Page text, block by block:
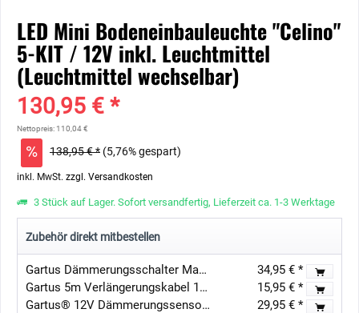
LED Mini Bodeneinbauleuchte "Celino"
5-KIT / 12V inkl. Leuchtmittel
(Leuchtmittel wechselbar)
130,95 € *
Nettopreis: 110,04 €
138,95 € * (5,76% gespart)
inkl. MwSt. zzgl. Versandkosten
3 Stück auf Lager. Sofort versandfertig, Lieferzeit ca. 1-3 Werktage
Zubehör direkt mitbestellen
Gartus Dämmerungsschalter Max 54W für 12V Gartenbeleuchtung
34,95 € *
Gartus 5m Verlängerungskabel 12V - Außenbereich
15,95 € *
Gartus® 12V Dämmerungssensor IP65
29,95 € *